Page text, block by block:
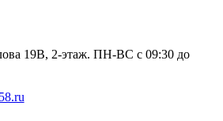
19В, 2-этаж. ПН-ВС с 09:30 до